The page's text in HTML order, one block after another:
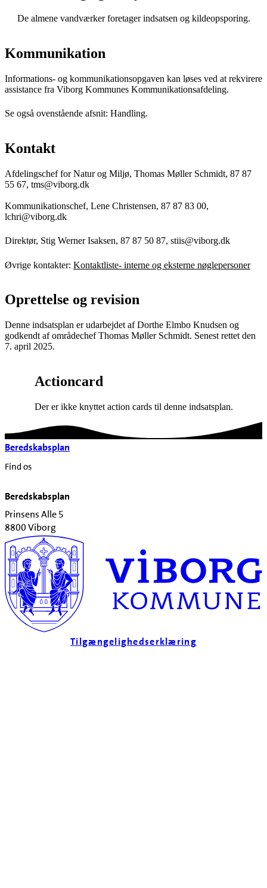
De almene vandværker foretager indsatsen og kildeopsporing.
Kommunikation
Informations- og kommunikationsopgaven kan løses ved at rekvirere
assistance fra Viborg Kommunes Kommunikationsafdeling.
Se også ovenstående afsnit: Handling.
Kontakt
Afdelingschef for Natur og Miljø, Thomas Møller Schmidt, 87 87
55 67, tms@viborg.dk
Kommunikationschef, Lene Christensen, 87 87 83 00,
lchri@viborg.dk
Direktør, Stig Werner Isaksen, 87 87 50 87, stiis@viborg.dk
Øvrige kontakter: Kontaktliste- interne og eksterne nøglepersoner
Oprettelse og revision
Denne indsatsplan er udarbejdet af Dorthe Elmbo Knudsen og
godkendt af områdechef Thomas Møller Schmidt. Senest rettet den
7. april 2025.
Actioncard
Der er ikke knyttet action cards til denne indsatsplan.
Beredskabsplan
Find os
Beredskabsplan
Prinsens Alle 5
8800 Viborg
Tilgængelighedserklæring